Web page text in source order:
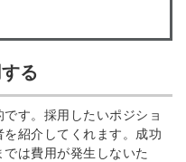
る
す。採用したいポジショ
紹介してくれます。成功
は費用が発生しないた